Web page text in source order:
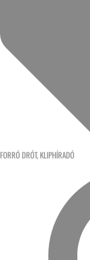
FORRÓ DRÓT, KLIPHÍRADÓ